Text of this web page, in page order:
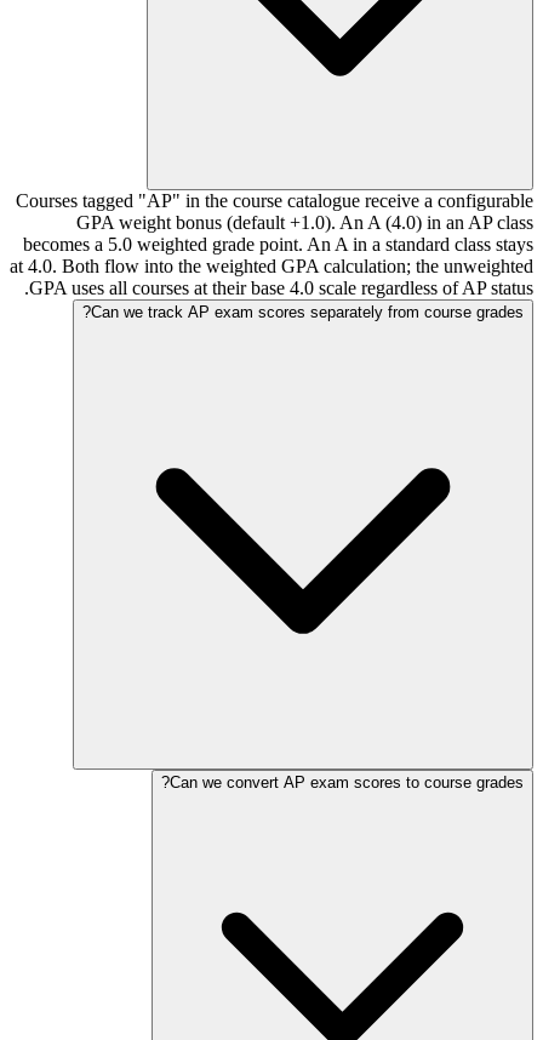
Courses tagged "AP" in the course catalogue receive a configurable
GPA weight bonus (default +1.0). An A (4.0) in an AP class
becomes a 5.0 weighted grade point. An A in a standard class stays
at 4.0. Both flow into the weighted GPA calculation; the unweighted
GPA uses all courses at their base 4.0 scale regardless of AP status.
Can we track AP exam scores separately from course grades?
Can we convert AP exam scores to course grades?